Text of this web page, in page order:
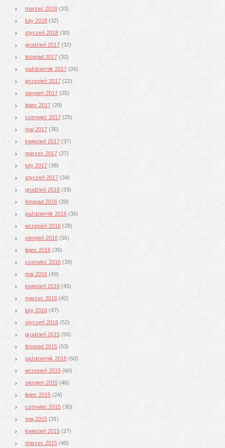
marzec 2018 (33)
luty 2018 (32)
styczeń 2018 (30)
grudzień 2017 (32)
listopad 2017 (32)
październik 2017 (26)
wrzesień 2017 (22)
sierpień 2017 (25)
lipiec 2017 (29)
czerwiec 2017 (25)
maj 2017 (36)
kwiecień 2017 (37)
marzec 2017 (27)
luty 2017 (38)
styczeń 2017 (34)
grudzień 2016 (33)
listopad 2016 (39)
październik 2016 (36)
wrzesień 2016 (28)
sierpień 2016 (55)
lipiec 2016 (35)
czerwiec 2016 (39)
maj 2016 (49)
kwiecień 2016 (45)
marzec 2016 (42)
luty 2016 (47)
styczeń 2016 (52)
grudzień 2015 (55)
listopad 2015 (53)
październik 2015 (50)
wrzesień 2015 (60)
sierpień 2015 (46)
lipiec 2015 (24)
czerwiec 2015 (30)
maj 2015 (31)
kwiecień 2015 (27)
marzec 2015 (40)